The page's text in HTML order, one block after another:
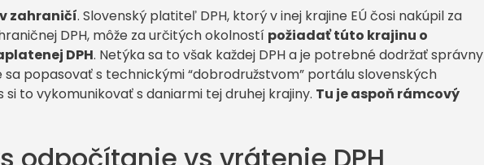
zahraničí. Slovenský platiteľ DPH, ktorý v inej krajine EÚ čosi nakúpil za
DPH, môže za určitých okolností požiadať túto krajinu o
DPH. Netýka sa to však každej DPH a je potrebné dodržať správny
popasovať s technickými “dobrodružstvom” portálu slovenských
si to vykomunikovať s daniarmi tej druhej krajiny. Tu je aspoň rámcový